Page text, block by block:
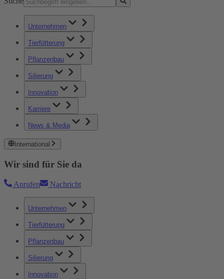
Unternehmen
Tierfütterung
Pflanzenbau
Silierung
Innovation
Karriere
News & Media
International
Wir sind für Sie da
Anrufen Nachricht
Unternehmen
Tierfütterung
Pflanzenbau
Silierung
Innovation